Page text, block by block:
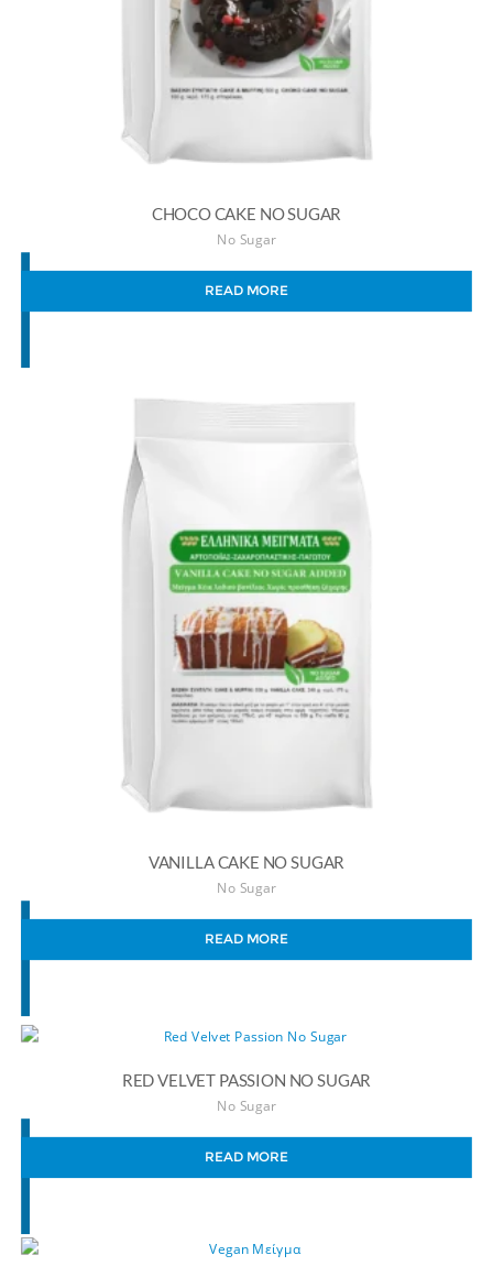
CHOCO CAKE NO SUGAR
No Sugar
READ MORE
VANILLA CAKE NO SUGAR
No Sugar
READ MORE
RED VELVET PASSION NO SUGAR
No Sugar
READ MORE